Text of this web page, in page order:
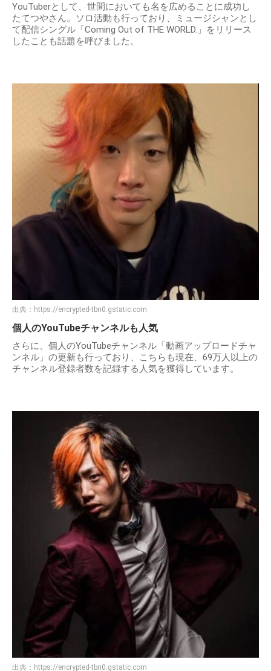
YouTuberとして、世間においても名を広めることに成功し
たてつやさん。ソロ活動も行っており、ミュージシャンとし
て配信シングル「Coming Out of THE WORLD.」をリリース
したことも話題を呼びました。
出典： https://encrypted-tbn0.gstatic.com
個人のYouTubeチャンネルも人気
さらに、個人のYouTubeチャンネル「動画アップロードチャ
ンネル」の更新も行っており、こちらも現在、69万人以上の
チャンネル登録者数を記録する人気を獲得しています。
出典： https://encrypted-tbn0.gstatic.com